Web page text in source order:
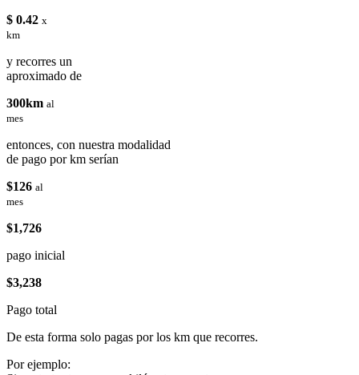
$ 0.42 x
km
y recorres un
aproximado de
300km al
mes
entonces, con nuestra modalidad
de pago por km serían
$126 al
mes
$1,726
pago inicial
$3,238
Pago total
De esta forma solo pagas por los km que recorres.
Por ejemplo: